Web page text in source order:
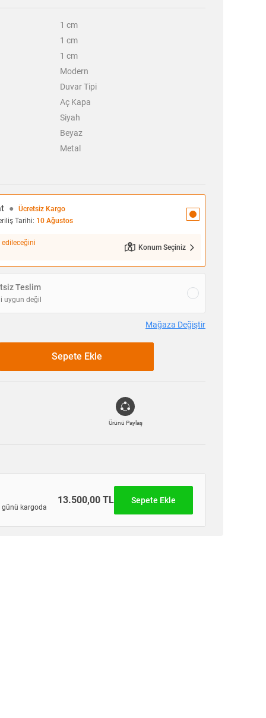
1 cm
1 cm
1 cm
Modern
Duvar Tipi
Aç Kapa
Siyah
Beyaz
Metal
●
Ücretsiz Kargo
Tarihi: 10 Ağustos
Konum Seçiniz
Teslim
uygun değil
Mağaza Değiştir
Sepete Ekle
Ürünü Paylaş
günü kargoda
13.500,00 TL Sepete Ekle